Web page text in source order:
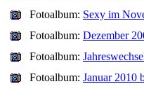
Fotoalbum: Sexy im
Fotoalbum: Dezember
Fotoalbum:
Fotoalbum: Januar 2010